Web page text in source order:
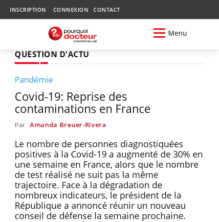
INSCRIPTION CONNEXION CONTACT
Menu
QUESTION D'ACTU
Pandémie
Covid-19: Reprise des
contaminations en France
Par Amanda Breuer-Rivera
Le nombre de personnes diagnostiquées
positives à la Covid-19 a augmenté de 30% en
une semaine en France, alors que le nombre
de test réalisé ne suit pas la même
trajectoire. Face à la dégradation de
nombreux indicateurs, le président de la
République a annoncé réunir un nouveau
conseil de défense la semaine prochaine.